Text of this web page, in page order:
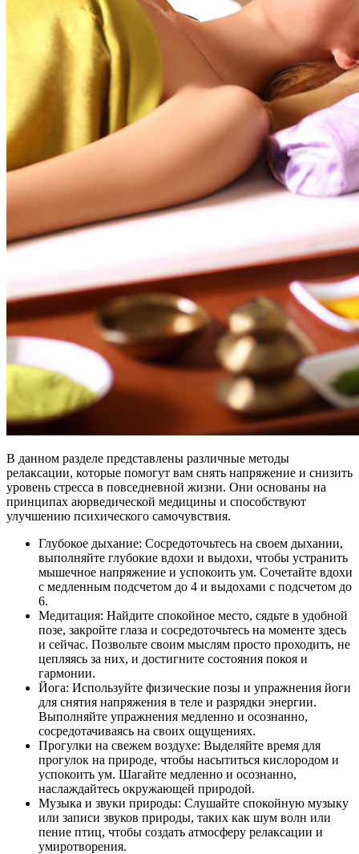
В данном разделе представлены различные методы
релаксации, которые помогут вам снять напряжение и снизить
уровень стресса в повседневной жизни. Они основаны на
принципах аюрведической медицины и способствуют
улучшению психического самочувствия.
Глубокое дыхание: Сосредоточьтесь на своем дыхании,
выполняйте глубокие вдохи и выдохи, чтобы устранить
мышечное напряжение и успокоить ум. Сочетайте вдохи
с медленным подсчетом до 4 и выдохами с подсчетом до
6.
Медитация: Найдите спокойное место, сядьте в удобной
позе, закройте глаза и сосредоточьтесь на моменте здесь
и сейчас. Позвольте своим мыслям просто проходить, не
цепляясь за них, и достигните состояния покоя и
гармонии.
Йога: Используйте физические позы и упражнения йоги
для снятия напряжения в теле и разрядки энергии.
Выполняйте упражнения медленно и осознанно,
сосредотачиваясь на своих ощущениях.
Прогулки на свежем воздухе: Выделяйте время для
прогулок на природе, чтобы насытиться кислородом и
успокоить ум. Шагайте медленно и осознанно,
наслаждайтесь окружающей природой.
Музыка и звуки природы: Слушайте спокойную музыку
или записи звуков природы, таких как шум волн или
пение птиц, чтобы создать атмосферу релаксации и
умиротворения.